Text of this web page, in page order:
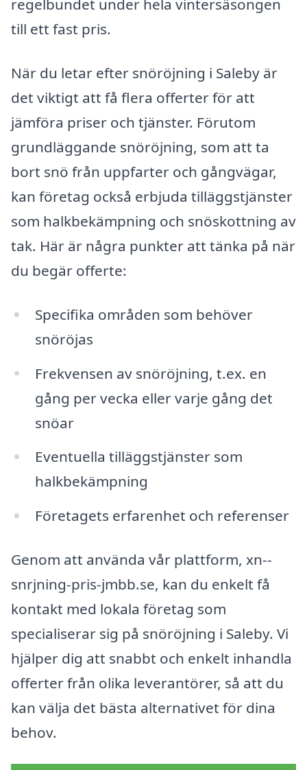
regelbundet under hela vintersäsongen
till ett fast pris.
När du letar efter snöröjning i Saleby är
det viktigt att få flera offerter för att
jämföra priser och tjänster. Förutom
grundläggande snöröjning, som att ta
bort snö från uppfarter och gångvägar,
kan företag också erbjuda tilläggstjänster
som halkbekämpning och snöskottning av
tak. Här är några punkter att tänka på när
du begär offerte:
Specifika områden som behöver
snöröjas
Frekvensen av snöröjning, t.ex. en
gång per vecka eller varje gång det
snöar
Eventuella tilläggstjänster som
halkbekämpning
Företagets erfarenhet och referenser
Genom att använda vår plattform, xn--
snrjning-pris-jmbb.se, kan du enkelt få
kontakt med lokala företag som
specialiserar sig på snöröjning i Saleby. Vi
hjälper dig att snabbt och enkelt inhandla
offerter från olika leverantörer, så att du
kan välja det bästa alternativet för dina
behov.